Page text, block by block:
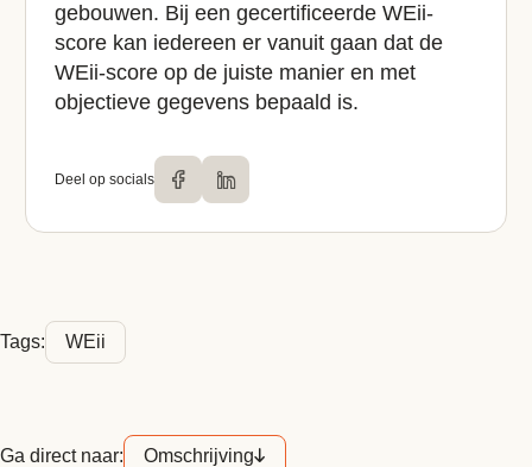
gebouwen. Bij een gecertificeerde WEii-
score kan iedereen er vanuit gaan dat de
WEii-score op de juiste manier en met
objectieve gegevens bepaald is.
Deel op socials
Tags: WEii
Ga direct naar: Omschrijving